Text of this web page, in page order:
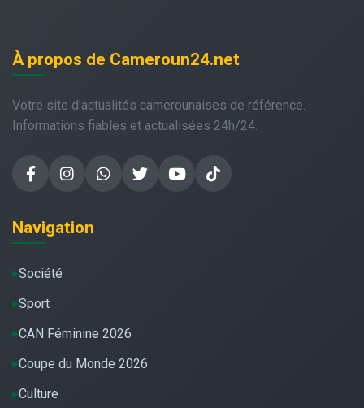
À propos de Cameroun24.net
Votre site d'actualités camerounaises de référence.
Informations fiables et actualisées 24h/24.
Navigation
Société
Sport
CAN Féminine 2026
Coupe du Monde 2026
Culture